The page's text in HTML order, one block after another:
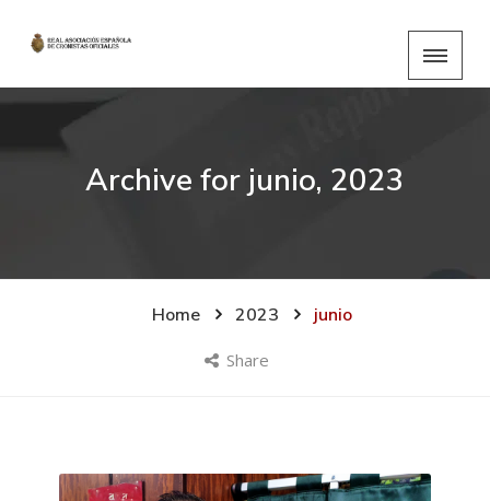
Archive for junio, 2023
Home 2023 junio
Share